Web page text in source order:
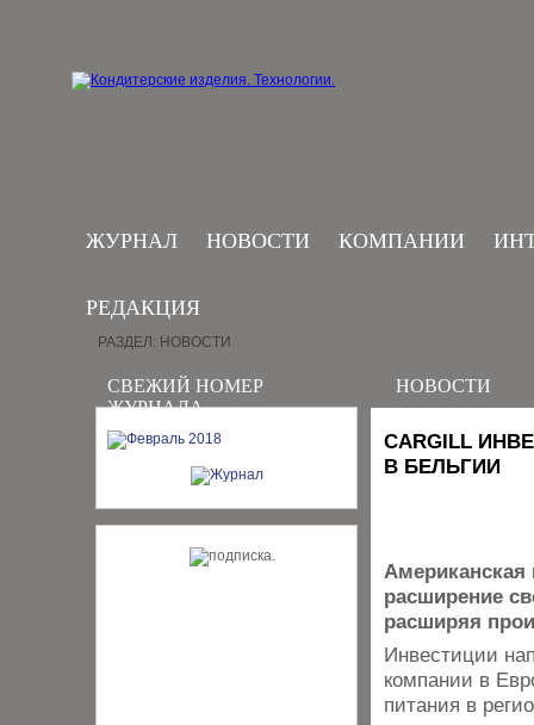
ЖУРНАЛ НОВОСТИ КОМПАНИИ
РЕДАКЦИЯ
СВЕЖИЙ НОМЕР
ЖУРНАЛА
РАЗДЕЛ: НОВОСТИ
НОВОСТИ
CARGILL
В БЕЛЬГИИ
Американская
расширение
расширяя
Инвестиции
компании в
питания в